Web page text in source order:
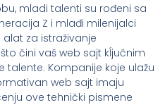
mladi talenti su rođeni sa
Z i mlađi milenijalci
za istraživanje
čini vaš web sajt kĺjučnim
talente. Kompanije koje ulažu
web sajt imaju
ove tehnički pismene